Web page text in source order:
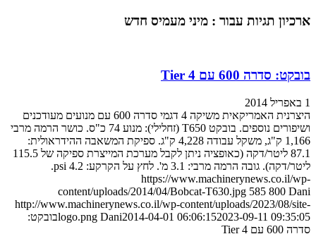
ארכיון תגיות עבור : מיני מעמיס חדש
בובקט: סדרה 600 עם Tier 4
1 באפריל 2014
היצרנית האמריקאית משיקה 4 דגמי סדרה 600 עם מנועים מעודכנים
ושיפורים נוספים. בובקט T650 (זחלילי): מנוע 74 כ"ס. כושר הרמה מרבי
1,166 ק"ג, משקל עבודה 4,228 ק"ג. ספיקת המשאבה ההידראולית:
87.1 ליטר/דקה (כאופציה ניתן לקבל מערכת המייצרת ספיקה של 115.5
ליטר/דקה). גובה הרמה מרבי: 3.1 מ'. לחץ על הקרקע: 4.2 psi.
https://www.machinerynews.co.il/wp-
content/uploads/2014/04/Bobcat-T630.jpg 585 800 Dani
http://www.machinerynews.co.il/wp-content/uploads/2023/08/site-
logo.png Dani2014-04-01 06:06:152023-09-11 09:35:05
בובקט:
סדרה 600 עם Tier 4